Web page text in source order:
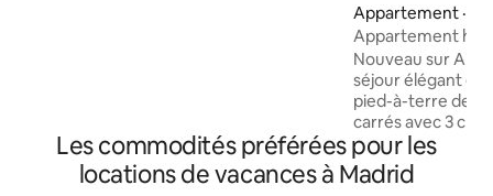
cette propriété exclusive.
Appartement ·
Appartement
Gran Via 3
Nouveau sur Airbnb !
séjour élégant et
pied-à-terre de
carrés avec 3
de Callao et de la
résidence
charme
Les commodités préférées pour les
locations de vacances à Madrid